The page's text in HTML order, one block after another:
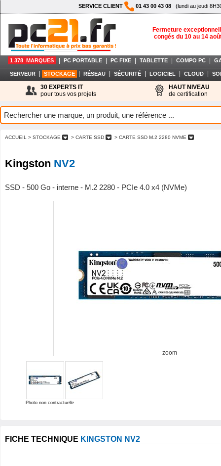
SERVICE CLIENT 01 43 00 43 08 (lundi au jeudi
Fermeture
congés du 10 au 14
1 378 MARQUES PC PORTABLE PC FIXE TABLETTE COMPO PC
SERVEUR STOCKAGE RÉSEAU SÉCURITÉ LOGICIEL CLOUD
30 EXPERTS IT
pour tous vos projets
HAUT NIVEAU
de certification
ACCUEIL > STOCKAGE > CARTE SSD > CARTE SSD M.2 2280 NVME
Kingston NV2
SSD - 500 Go - interne - M.2 2280 - PCIe 4.0 x4 (NVMe)
zoom
Photo non contractuelle
FICHE TECHNIQUE KINGSTON NV2